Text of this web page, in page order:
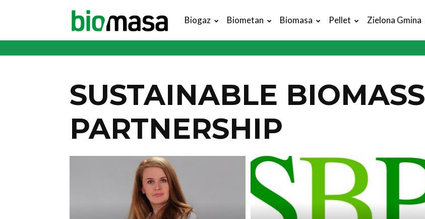
Magazyn
Biogaz Biometan Biomasa Pellet Zielona Gmina
SUSTAINABLE BIOMASS
PARTNERSHIP